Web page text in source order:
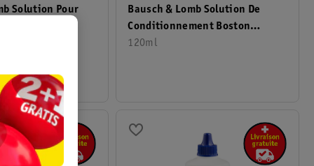
Solution Pour
Bausch & Lomb Solution De
Conditionnement Boston
Advance Comfort Formula
120ml